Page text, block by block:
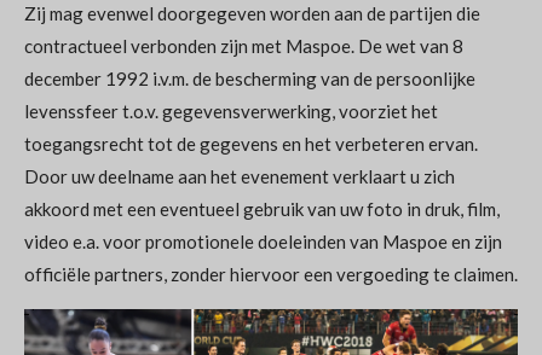
Zij mag evenwel doorgegeven worden aan de partijen die
contractueel verbonden zijn met Maspoe. De wet van 8
december 1992 i.v.m. de bescherming van de persoonlijke
levenssfeer t.o.v. gegevensverwerking, voorziet het
toegangsrecht tot de gegevens en het verbeteren ervan.
Door uw deelname aan het evenement verklaart u zich
akkoord met een eventueel gebruik van uw foto in druk, film,
video e.a. voor promotionele doeleinden van Maspoe en zijn
officiële partners, zonder hiervoor een vergoeding te claimen.